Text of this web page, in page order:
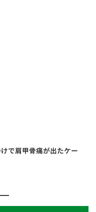
で肩甲骨痛が出たケー